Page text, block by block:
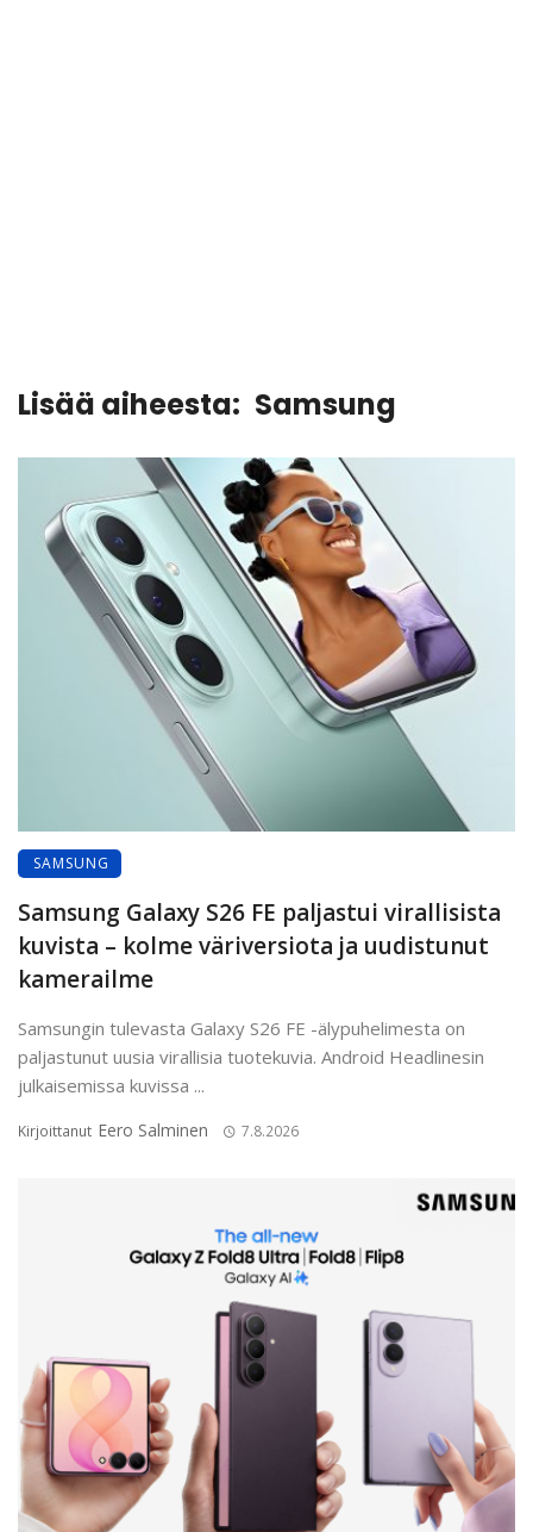
Lisää aiheesta: Samsung
SAMSUNG
Samsung Galaxy S26 FE paljastui virallisista
kuvista – kolme väriversiota ja uudistunut
kamerailme
Samsungin tulevasta Galaxy S26 FE -älypuhelimesta on
paljastunut uusia virallisia tuotekuvia. Android Headlinesin
julkaisemissa kuvissa ...
Kirjoittanut Eero Salminen 7.8.2026